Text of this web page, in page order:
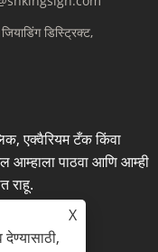
डिस्ट्रिक्ट,
एक्वैरियम टँक किंवा
आम्हाला पाठवा आणि आम्ही
राहू.
X